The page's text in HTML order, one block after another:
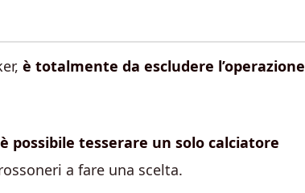
è totalmente da escludere l’operazione
è possibile tesserare un solo calciatore
a fare una scelta.